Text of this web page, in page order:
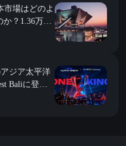
市場はどのよ
？1.36万人
の世界的影
アジア太平洋
Baliに登場